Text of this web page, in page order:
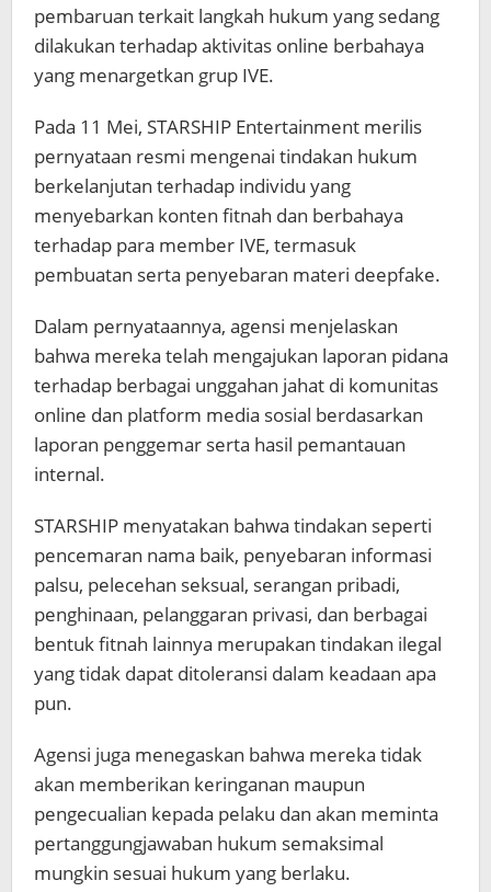
pembaruan terkait langkah hukum yang sedang
dilakukan terhadap aktivitas online berbahaya
yang menargetkan grup IVE.
Pada 11 Mei, STARSHIP Entertainment merilis
pernyataan resmi mengenai tindakan hukum
berkelanjutan terhadap individu yang
menyebarkan konten fitnah dan berbahaya
terhadap para member IVE, termasuk
pembuatan serta penyebaran materi deepfake.
Dalam pernyataannya, agensi menjelaskan
bahwa mereka telah mengajukan laporan pidana
terhadap berbagai unggahan jahat di komunitas
online dan platform media sosial berdasarkan
laporan penggemar serta hasil pemantauan
internal.
STARSHIP menyatakan bahwa tindakan seperti
pencemaran nama baik, penyebaran informasi
palsu, pelecehan seksual, serangan pribadi,
penghinaan, pelanggaran privasi, dan berbagai
bentuk fitnah lainnya merupakan tindakan ilegal
yang tidak dapat ditoleransi dalam keadaan apa
pun.
Agensi juga menegaskan bahwa mereka tidak
akan memberikan keringanan maupun
pengecualian kepada pelaku dan akan meminta
pertanggungjawaban hukum semaksimal
mungkin sesuai hukum yang berlaku.